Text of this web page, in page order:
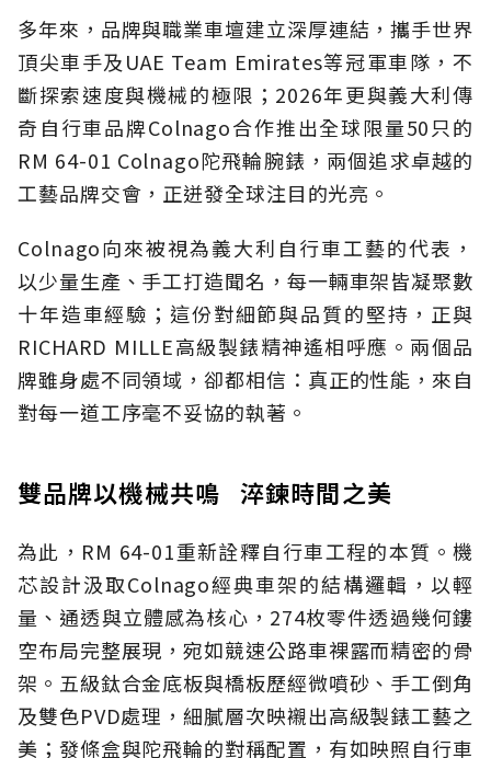
多年來，品牌與職業車壇建立深厚連結，攜手世界
頂尖車手及UAE Team Emirates等冠軍車隊，不
斷探索速度與機械的極限；2026年更與義大利傳
奇自行車品牌Colnago合作推出全球限量50只的
RM 64-01 Colnago陀飛輪腕錶，兩個追求卓越的
工藝品牌交會，正迸發全球注目的光亮。
Colnago向來被視為義大利自行車工藝的代表，
以少量生產、手工打造聞名，每一輛車架皆凝聚數
十年造車經驗；這份對細節與品質的堅持，正與
RICHARD MILLE高級製錶精神遙相呼應。兩個品
牌雖身處不同領域，卻都相信：真正的性能，來自
對每一道工序毫不妥協的執著。
雙品牌以機械共鳴 淬鍊時間之美
為此，RM 64-01重新詮釋自行車工程的本質。機
芯設計汲取Colnago經典車架的結構邏輯，以輕
量、通透與立體感為核心，274枚零件透過幾何鏤
空布局完整展現，宛如競速公路車裸露而精密的骨
架。五級鈦合金底板與橋板歷經微噴砂、手工倒角
及雙色PVD處理，細膩層次映襯出高級製錶工藝之
美；發條盒與陀飛輪的對稱配置，有如映照自行車